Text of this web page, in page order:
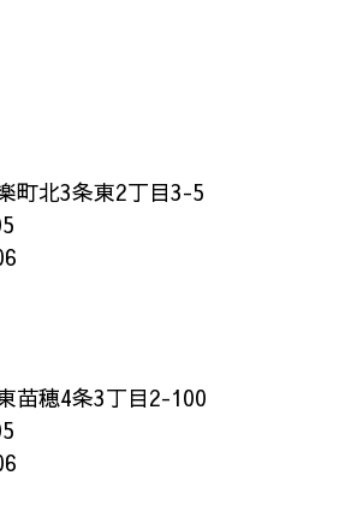
町北3条東2丁目3-5
苗穂4条3丁目2-100